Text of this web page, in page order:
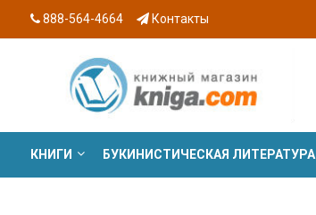
888-564-4664 Контакты
КНИГИ БУКИНИСТИЧЕСКАЯ ЛИТЕРАТУРА